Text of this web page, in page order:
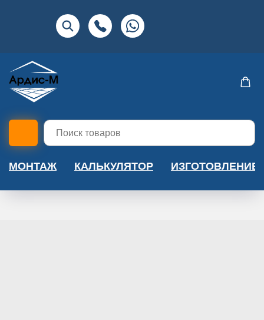
МОНТАЖ КАЛЬКУЛЯТОР ИЗГОТОВЛЕНИЕ